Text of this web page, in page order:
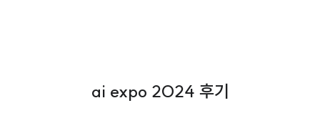
ai expo 2024 후기